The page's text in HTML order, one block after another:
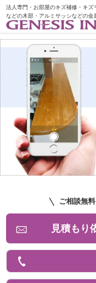
法人専門・お部屋のキズ補修・キ
などの木部・アルミサッシなどの金
ご相談無
見積もり